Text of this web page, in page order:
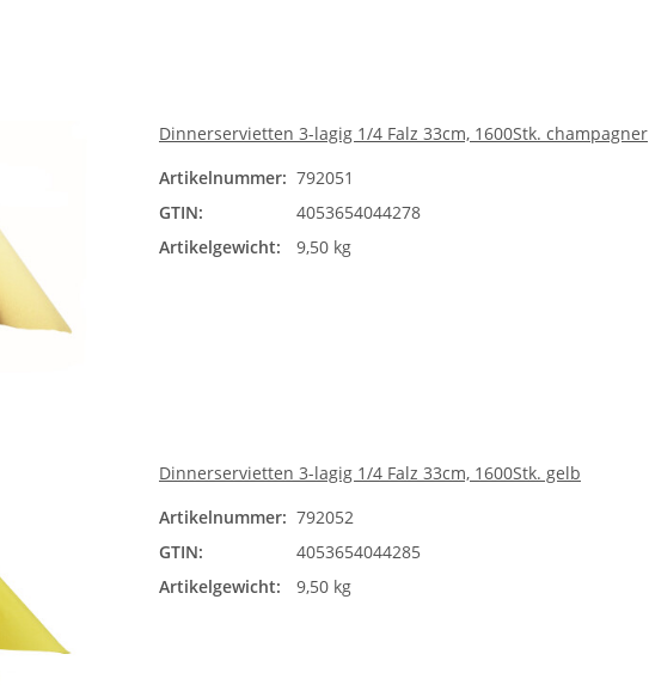
Dinnerservietten 3-lagig 1/4 Falz 33cm, 1600Stk. champagner
Artikelnummer: 792051
GTIN:
4053654044278
Artikelgewicht:
9,50 kg
Dinnerservietten 3-lagig 1/4 Falz 33cm, 1600Stk. gelb
Artikelnummer: 792052
GTIN:
4053654044285
Artikelgewicht:
9,50 kg